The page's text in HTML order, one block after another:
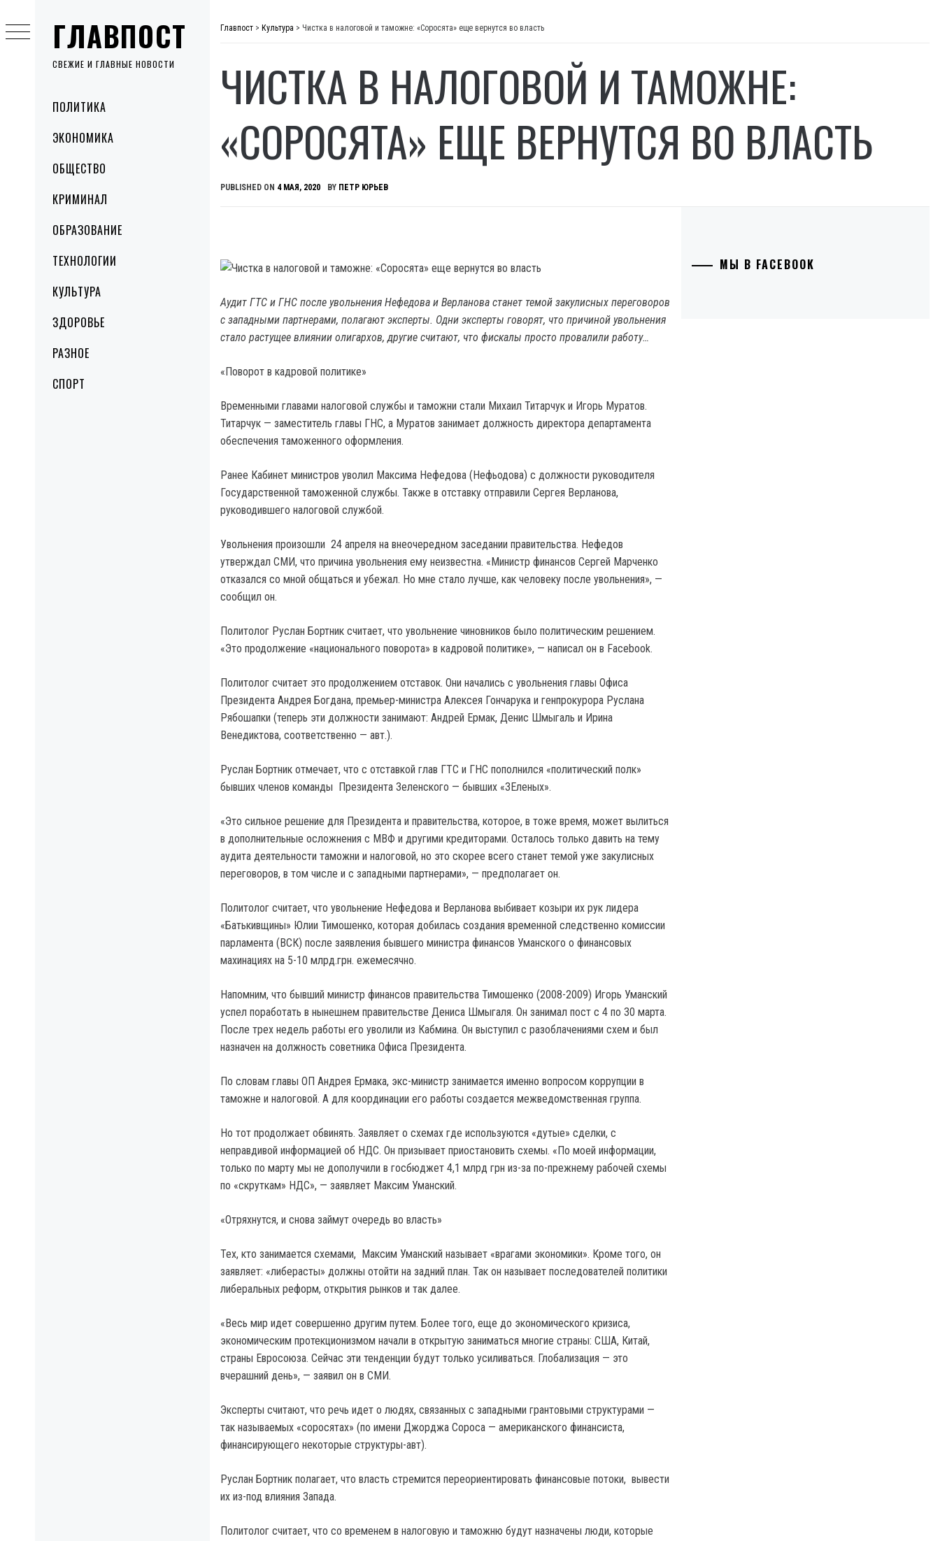
ГЛАВПОСТ
СВЕЖИЕ И ГЛАВНЫЕ НОВОСТИ
MenuПОЛИТИКА
ЭКОНОМИКА
ОБЩЕСТВО
КРИМИНАЛ
ОБРАЗОВАНИЕ
ТЕХНОЛОГИИ
КУЛЬТУРА
ЗДОРОВЬЕ
РАЗНОЕ
СПОРТ
to
content
Главпост > Культура > Чистка в налоговой и таможне: «Соросята» еще вернутся во власть
ЧИСТКА В НАЛОГОВОЙ И ТАМОЖНЕ:
«СОРОСЯТА» ЕЩЕ ВЕРНУТСЯ ВО ВЛАСТЬ
PUBLISHED ON 4 МАЯ, 2020 BY ПЕТР ЮРЬЕВ
Аудит ГТС и ГНС после увольнения Нефедова и Верланова станет темой закулисных переговоров
с западными партнерами, полагают эксперты. Одни эксперты говорят, что причиной увольнения
стало растущее влиянии олигархов, другие считают, что фискалы просто провалили работу…
«Поворот в кадровой политике»
Временными главами налоговой службы и таможни стали Михаил Титарчук и Игорь Муратов.
Титарчук — заместитель главы ГНС, а Муратов занимает должность директора департамента
обеспечения таможенного оформления.
Ранее Кабинет министров уволил Максима Нефедова (Нефьодова) с должности руководителя
Государственной таможенной службы. Также в отставку отправили Сергея Верланова,
руководившего налоговой службой.
Увольнения произошли 24 апреля на внеочередном заседании правительства. Нефедов
утверждал СМИ, что причина увольнения ему неизвестна. «Министр финансов Сергей Марченко
отказался со мной общаться и убежал. Но мне стало лучше, как человеку после увольнения», —
сообщил он.
Политолог Руслан Бортник считает, что увольнение чиновников было политическим решением.
«Это продолжение «национального поворота» в кадровой политике», — написал он в Facebook.
Политолог считает это продолжением отставок. Они начались с увольнения главы Офиса
Президента Андрея Богдана, премьер-министра Алексея Гончарука и генпрокурора Руслана
Рябошапки (теперь эти должности занимают: Андрей Ермак, Денис Шмыгаль и Ирина
Венедиктова, соответственно — авт.).
Руслан Бортник отмечает, что с отставкой глав ГТС и ГНС пополнился «политический полк»
бывших членов команды Президента Зеленского — бывших «ЗЕленых».
«Это сильное решение для Президента и правительства, которое, в тоже время, может вылиться
в дополнительные осложнения с МВФ и другими кредиторами. Осталось только давить на тему
аудита деятельности таможни и налоговой, но это скорее всего станет темой уже закулисных
переговоров, в том числе и с западными партнерами», — предполагает он.
Политолог считает, что увольнение Нефедова и Верланова выбивает козыри их рук лидера
«Батькивщины» Юлии Тимошенко, которая добилась создания временной следственно комиссии
парламента (ВСК) после заявления бывшего министра финансов Уманского о финансовых
махинациях на 5-10 млрд.грн. ежемесячно.
Напомним, что бывший министр финансов правительства Тимошенко (2008-2009) Игорь Уманский
успел поработать в нынешнем правительстве Дениса Шмыгаля. Он занимал пост с 4 по 30 марта.
После трех недель работы его уволили из Кабмина. Он выступил с разоблачениями схем и был
назначен на должность советника Офиса Президента.
По словам главы ОП Андрея Ермака, экс-министр занимается именно вопросом коррупции в
таможне и налоговой. А для координации его работы создается межведомственная группа.
Но тот продолжает обвинять. Заявляет о схемах где используются «дутые» сделки, с
неправдивой информацией об НДС. Он призывает приостановить схемы. «По моей информации,
только по марту мы не дополучили в госбюджет 4,1 млрд грн из-за по-прежнему рабочей схемы
по «скруткам» НДС», — заявляет Максим Уманский.
«Отряхнутся, и снова займут очередь во власть»
Тех, кто занимается схемами, Максим Уманский называет «врагами экономики». Кроме того, он
заявляет: «либерасты» должны отойти на задний план. Так он называет последователей политики
либеральных реформ, открытия рынков и так далее.
«Весь мир идет совершенно другим путем. Более того, еще до экономического кризиса,
экономическим протекционизмом начали в открытую заниматься многие страны: США, Китай,
страны Евросоюза. Сейчас эти тенденции будут только усиливаться. Глобализация — это
вчерашний день», — заявил он в СМИ.
Эксперты считают, что речь идет о людях, связанных с западными грантовыми структурами —
так называемых «соросятах» (по имени Джорджа Сороса — американского финансиста,
финансирующего некоторые структуры-авт).
Руслан Бортник полагает, что власть стремится переориентировать финансовые потоки, вывести
их из-под влияния Запада.
Политолог считает, что со временем в налоговую и таможню будут назначены люди, которые
МЫ В FACEBOOK